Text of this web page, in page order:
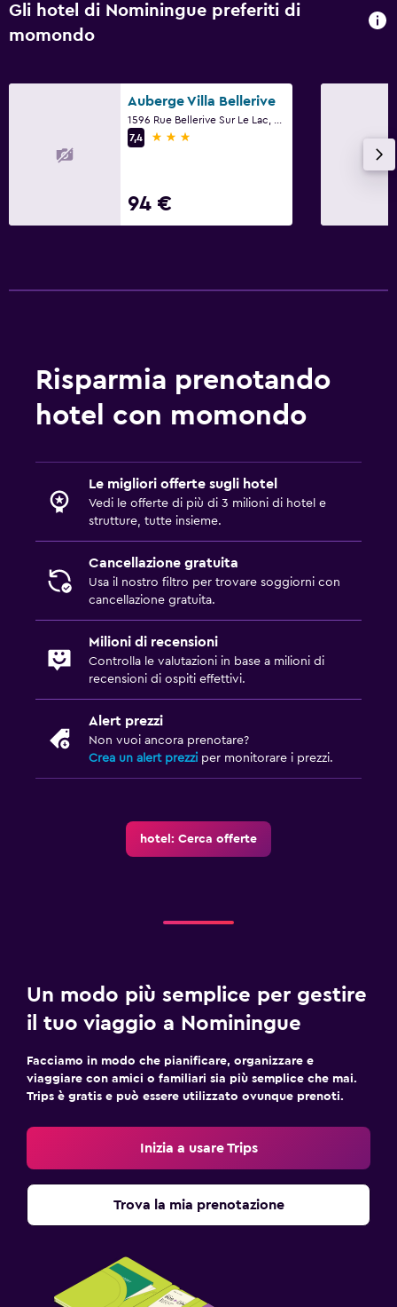
Gli hotel di Nominingue preferiti di
momondo
Auberge Villa Bellerive
7,4
3 stelle
94 €
Risparmia prenotando
hotel con momondo
Le migliori offerte sugli hotel
Vedi le offerte di più di 3 milioni di hotel e
strutture, tutte insieme.
Cancellazione gratuita
Usa il nostro filtro per trovare soggiorni con
cancellazione gratuita.
Milioni di recensioni
Controlla le valutazioni in base a milioni di
recensioni di ospiti effettivi.
Alert prezzi
Non vuoi ancora prenotare?
Crea un alert prezzi per monitorare i prezzi.
hotel: Cerca offerte
Un modo più semplice per gestire
il tuo viaggio a Nominingue
Facciamo in modo che pianificare, organizzare e
viaggiare con amici o familiari sia più semplice che mai.
Trips è gratis e può essere utilizzato ovunque prenoti.
Inizia a usare Trips
Trova la mia prenotazione